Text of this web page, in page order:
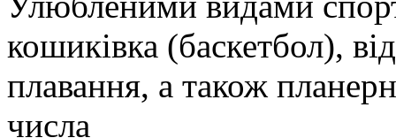
кошиківка (баскетбол),
плавання, а також
числа